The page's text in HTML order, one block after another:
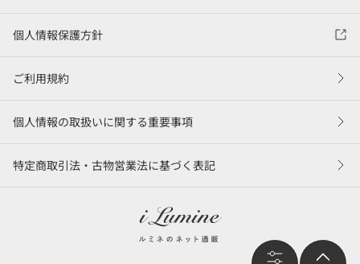
個人情報保護方針
ご利用規約
個人情報の取扱いに関する重要事項
特定商取引法・古物営業法に基づく表記